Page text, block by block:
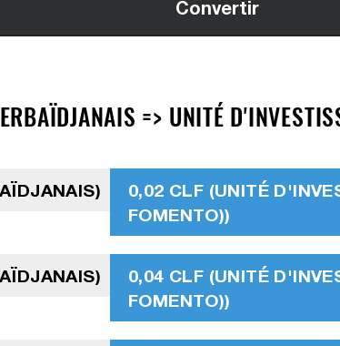
=> UNITÉ
0,02 CLF (UNITÉ
FOMENTO))
0,04 CLF (UNITÉ
FOMENTO))